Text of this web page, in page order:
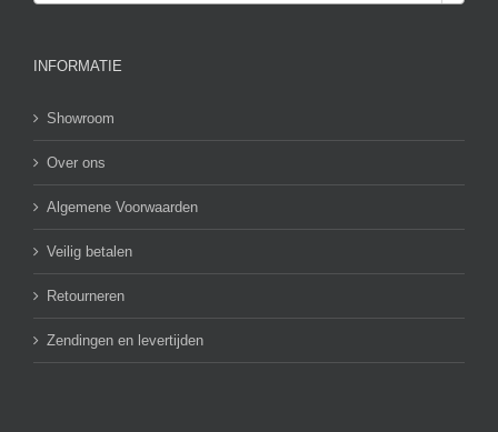
INFORMATIE
Showroom
Over ons
Algemene Voorwaarden
Veilig betalen
Retourneren
Zendingen en levertijden